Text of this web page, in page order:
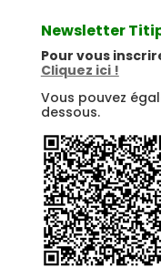
Newsletter
Pour vous
Cliquez ici !
Vous pouvez
dessous.